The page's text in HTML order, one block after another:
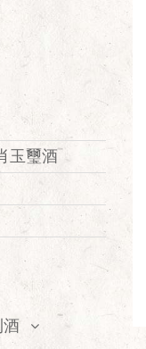
玉璽酒